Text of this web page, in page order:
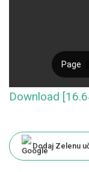
Download
Dodaj Zelenu